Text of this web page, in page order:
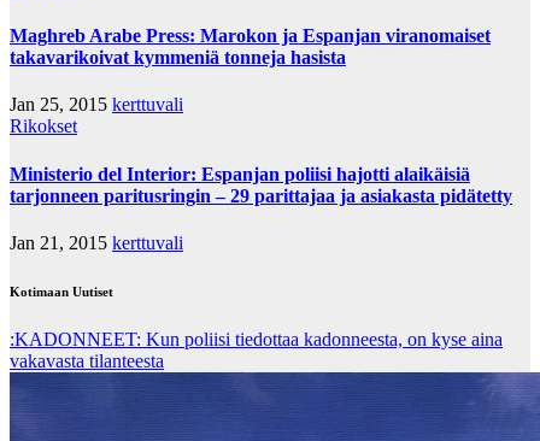
Maghreb Arabe Press: Marokon ja Espanjan viranomaiset
takavarikoivat kymmeniä tonneja hasista
Jan 25, 2015 kerttuvali
Rikokset
Ministerio del Interior: Espanjan poliisi hajotti alaikäisiä
tarjonneen paritusringin – 29 parittajaa ja asiakasta pidätetty
Jan 21, 2015 kerttuvali
Kotimaan Uutiset
:KADONNEET: Kun poliisi tiedottaa kadonneesta, on kyse aina
vakavasta tilanteesta